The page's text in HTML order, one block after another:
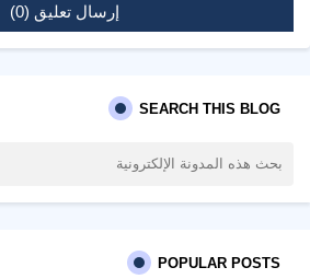
إرسال تعليق (0)
SEARCH THIS BLOG
POPULAR POSTS